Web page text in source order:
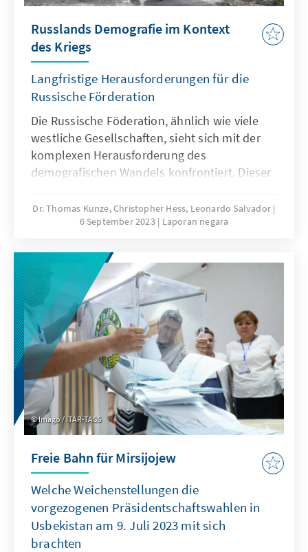
Russlands Demografie im Kontext
des Kriegs
Langfristige Herausforderungen für die
Russische Förderation
Die Russische Föderation, ähnlich wie viele
westliche Gesellschaften, sieht sich mit der
komplexen Herausforderung des
demografischen Wandels konfrontiert. Dieser
Implikationen, einschließlich potenzieller
wirtschaftlicher Einbußen durch den Verlust
alternden Bevölkerungsstruktur, die zu
steigenden Ausgaben in den Bereichen
Renten- und Gesundheitsversorgung führen
könnte, sowie einer potenziellen Verringerung
der Innovationsdynamik. Zusätzlich zu diesen
demografiepolitischen Herausforderungen
hat der Krieg Russlands gegen die Ukraine
eine weitere Dimension hinzugefügt. Der
Konflikt hat nicht nur zu zahlreichen
Kriegstoten geführt, sondern auch zur Flucht
von bis zu einer Million Menschen.
Dr. Thomas Kunze, Christopher Hess, Leonardo Salvador
6 September 2023
Laporan negara
Imago / ITAR-TASS
Freie Bahn für Mirsijojew
Welche Weichenstellungen die
vorgezogenen Präsidentschaftswahlen in
Usbekistan am 9. Juli 2023 mit sich
brachten